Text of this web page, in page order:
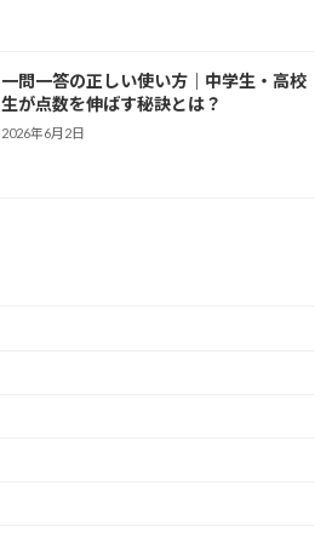
一問一答の正しい使い方｜中学生・高校
生が点数を伸ばす秘訣とは？
2026年6月2日